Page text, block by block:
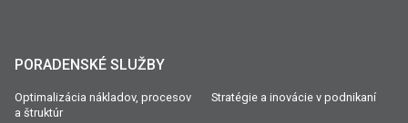
PORADENSKÉ SLUŽBY
Optimalizácia nákladov, procesov
a štruktúr
Stratégie a inovácie v podnikaní